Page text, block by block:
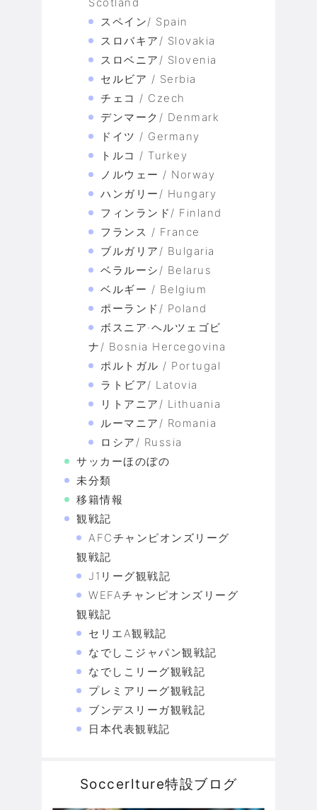
スペイン/ Spain
スロバキア/ Slovakia
スロベニア/ Slovenia
セルビア / Serbia
チェコ / Czech
デンマーク/ Denmark
ドイツ / Germany
トルコ / Turkey
ノルウェー / Norway
ハンガリー/ Hungary
フィンランド/ Finland
フランス / France
ブルガリア/ Bulgaria
ベラルーシ/ Belarus
ベルギー / Belgium
ポーランド/ Poland
ボスニア·ヘルツェゴビ
ナ/ Bosnia Hercegovina
ポルトガル / Portugal
ラトビア/ Latovia
リトアニア/ Lithuania
ルーマニア/ Romania
ロシア/ Russia
サッカーほのぼの
未分類
移籍情報
観戦記
AFCチャンピオンズリーグ
観戦記
J1リーグ観戦記
WEFAチャンピオンズリーグ
観戦記
セリエA観戦記
なでしこジャパン観戦記
なでしこリーグ観戦記
プレミアリーグ観戦記
ブンデスリーガ観戦記
日本代表観戦記
Soccerlture特設ブログ